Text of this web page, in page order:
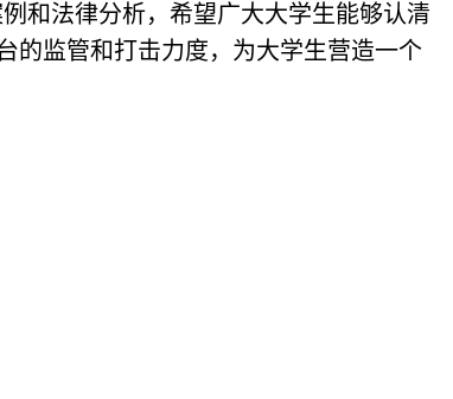
和法律分析，希望广大大学生能够认清
的监管和打击力度，为大学生营造一个